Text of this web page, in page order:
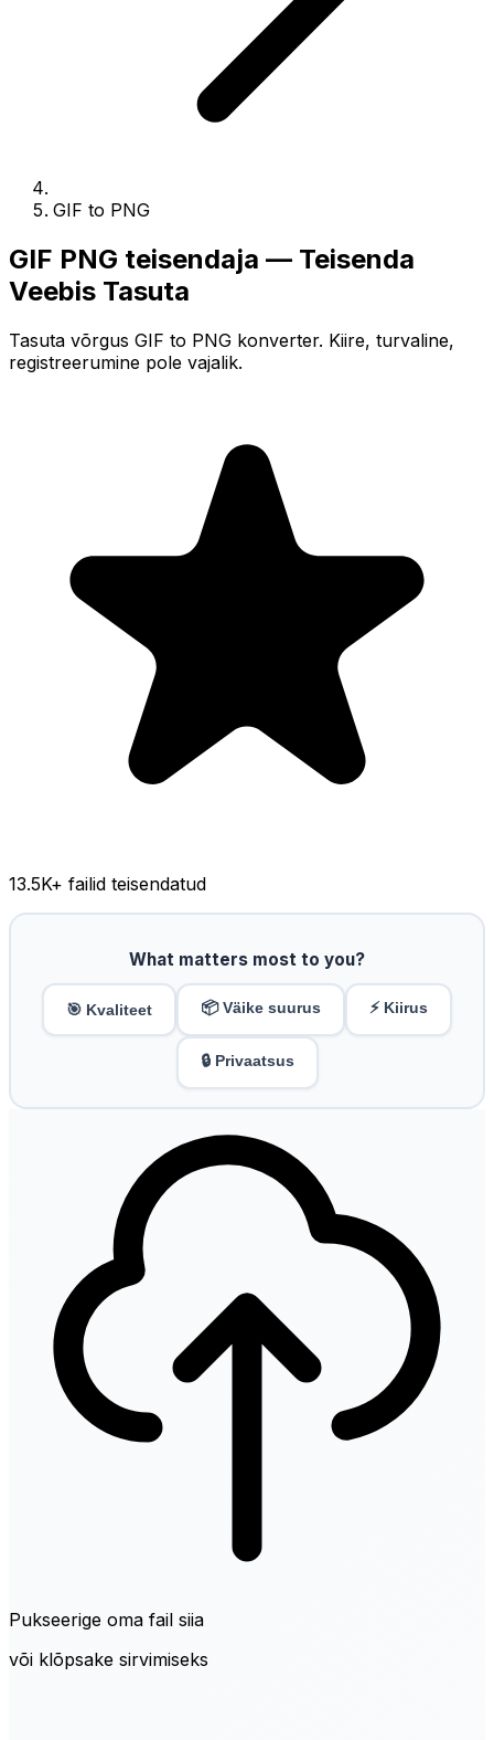
GIF to PNG
GIF PNG teisendaja — Teisenda
Veebis Tasuta
Tasuta võrgus GIF to PNG konverter. Kiire, turvaline,
registreerumine pole vajalik.
13.5K+ failid teisendatud
What matters most to you?
🎯 Kvaliteet 📦 Väike suurus ⚡ Kiirus
🔒 Privaatsus
Pukseerige oma fail siia
või klõpsake sirvimiseks